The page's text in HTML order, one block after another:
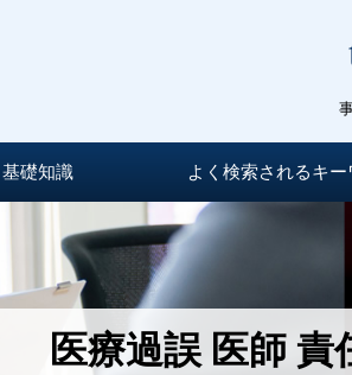
医療過誤 医師 責
基礎知識 よく検索されるキー